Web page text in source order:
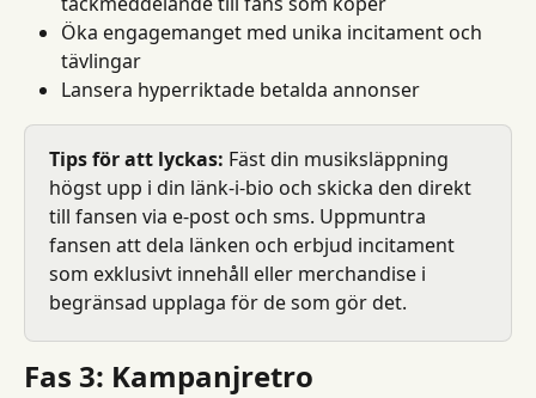
Öka engagemanget med unika incitament och
tävlingar
Lansera hyperriktade betalda annonser
Tips för att lyckas: Fäst din musiksläppning
högst upp i din länk-i-bio och skicka den direkt
till fansen via e-post och sms. Uppmuntra
fansen att dela länken och erbjud incitament
som exklusivt innehåll eller merchandise i
begränsad upplaga för de som gör det.
Fas 3: Kampanjretro